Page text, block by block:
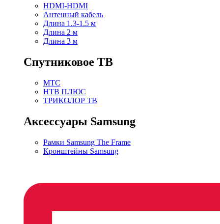
HDMI-HDMI
Антенный кабель
Длина 1.3-1.5 м
Длина 2 м
Длина 3 м
Спутниковое ТВ
МТС
НТВ ПЛЮС
ТРИКОЛОР ТВ
Аксессуары Samsung
Рамки Samsung The Frame
Кронштейны Samsung